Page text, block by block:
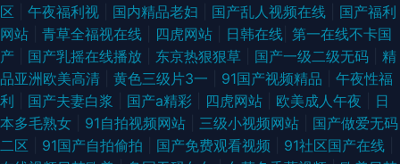
区
午夜福利视 国内精品老妇 国产乱人视频在线
国产福利
网站
青草全福视在线 四虎网站 日韩在线 第一在线不卡国
产
国产乳摇在线播放 东京热狠狠草 国产一级二级无码
精
品亚洲欧美高清
黄色三级片3一 91国产视频精品
午夜性福
利
国产夫妻白浆 国产a精彩 四虎网站 欧美成人午夜
日
本多毛熟女
91自拍视频网站 三级小视频网站
国产做爱无码
二区
91国产自拍偷拍 国产免费观看视频 91社区国产在线